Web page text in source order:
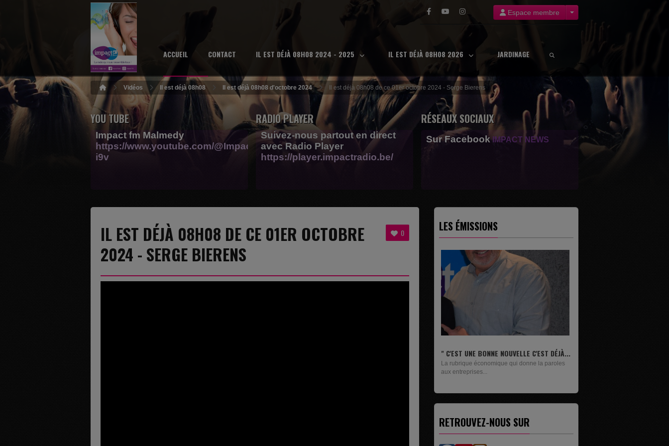
Espace membre
ACCUEIL CONTACT IL EST DÉJÀ 08H08 2024 - 2025 IL EST DÉJÀ 08H08 2026 JARDINAGE
Vidéos Il est déjà 08h08 Il est déjà 08h08 d'octobre 2024 Il est déjà 08h08 de ce 01er octobre 2024 - Serge Bierens
YOU TUBE
Impact fm Malmedy
https://www.youtube.com/@Impactfm-
i9v
RADIO PLAYER
Suivez-nous partout en direct
avec Radio Player
https://player.impactradio.be/
RÉSEAUX SOCIAUX
Sur Facebook IMPACT NEWS
0
IL EST DÉJÀ 08H08 DE CE 01ER OCTOBRE
2024 - SERGE BIERENS
LES ÉMISSIONS
" C'EST UNE BONNE NOUVELLE C'EST DÉJÀ... LIVRES
Un lundi sur deux, Maxime Janssens vous
présente les livres de...
RETROUVEZ-NOUS SUR